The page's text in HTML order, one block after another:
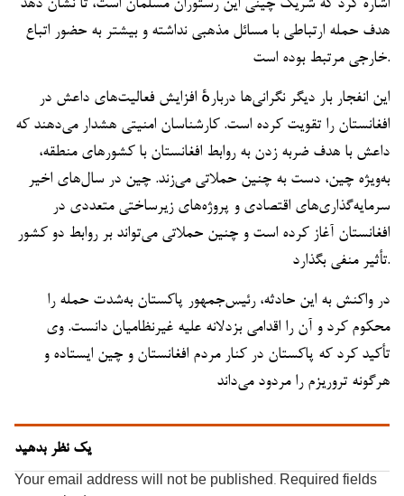
اشاره کرد که شریک چینی این رستوران مسلمان است، تا نشان دهد
هدف حمله ارتباطی با مسائل مذهبی نداشته و بیشتر به حضور اتباع
خارجی مرتبط بوده است.
این انفجار بار دیگر نگرانی‌ها دربارهٔ افزایش فعالیت‌های داعش در
افغانستان را تقویت کرده است. کارشناسان امنیتی هشدار می‌دهند که
داعش با هدف ضربه زدن به روابط افغانستان با کشورهای منطقه،
به‌ویژه چین، دست به چنین حملاتی می‌زند. چین در سال‌های اخیر
سرمایه‌گذاری‌های اقتصادی و پروژه‌های زیرساختی متعددی در
افغانستان آغاز کرده است و چنین حملاتی می‌تواند بر روابط دو کشور
تأثیر منفی بگذارد.
در واکنش به این حادثه، رئیس‌جمهور پاکستان به‌شدت حمله را
محکوم کرد و آن را اقدامی بزدلانه علیه غیرنظامیان دانست. وی
تأکید کرد که پاکستان در کنار مردم افغانستان و چین ایستاده و
هرگونه تروریزم را مردود می‌داند
یک نظر بدهید
Your email address will not be published. Required fields